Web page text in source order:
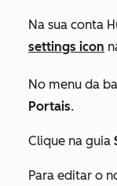
Na sua conta
settings icon
No menu da
Portais.
Clique na guia
Para editar o